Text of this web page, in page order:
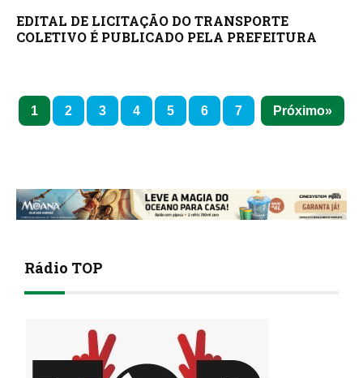
EDITAL DE LICITAÇÃO DO TRANSPORTE
COLETIVO É PUBLICADO PELA PREFEITURA
1 2 3 4 5 6 7 Próximo
Rádio TOP